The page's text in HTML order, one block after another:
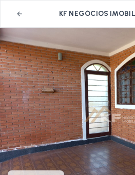
KF NEGÓCIOS